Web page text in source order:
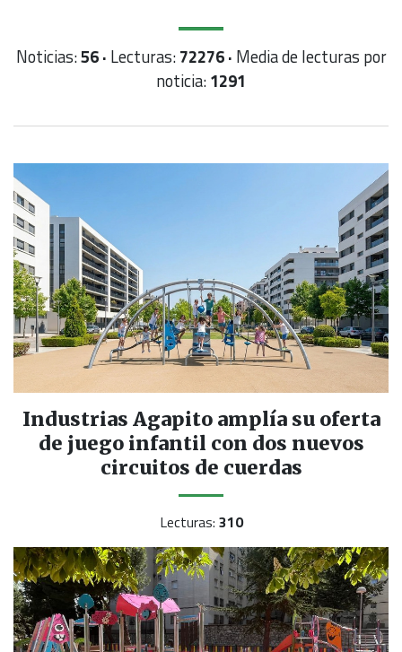
Noticias:56 · Lecturas:72276 · Media de lecturas por
noticia:1291
Industrias Agapito amplía su oferta
de juego infantil con dos nuevos
circuitos de cuerdas
Lecturas: 310